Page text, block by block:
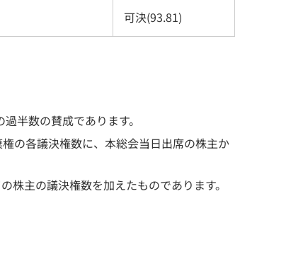
可決(93.81)
半数の賛成であります。
の各議決権数に、本総会当日出席の株主か
主の議決権数を加えたものであります。